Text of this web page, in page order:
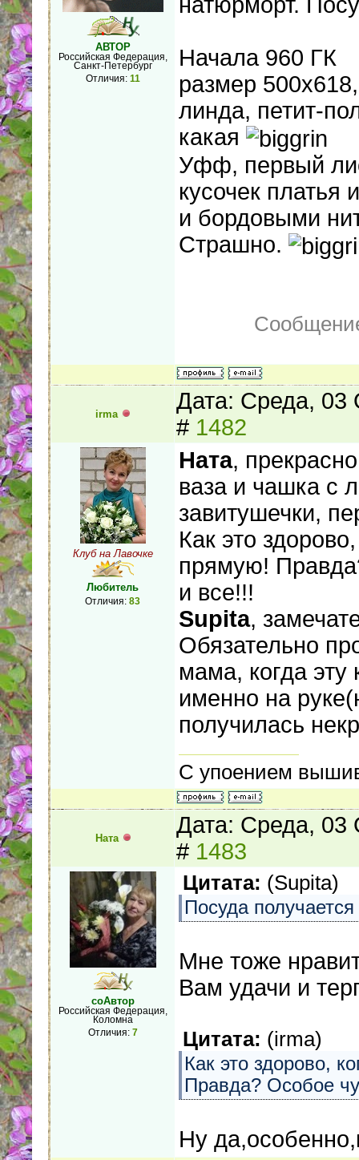
АВТОР
Российская Федерация,
Санкт-Петербург
Отличия: 11
Начала 960 ГК
размер
линда, петит-
какая
Уфф, первый
кусочек платья
и бордовыми
Страшно.
irma
Дата: Среда, 03
# 1482
Клуб на Лавочке
Любитель
Отличия: 83
Ната,
ваза и чашка с
завитушечки,
Как это
прямую!
и все!!!
Supita,
Обязательно
мама, когда
именно на
получилась
С упоением
Ната
Дата: Среда, 03
# 1483
соАвтор
Российская Федерация,
Коломна
Отличия: 7
Цитата: (Supita)
Посуда
Мне тоже
Вам удачи и
Цитата: (irma)
Как это здорово,
Правда? Особое
Ну